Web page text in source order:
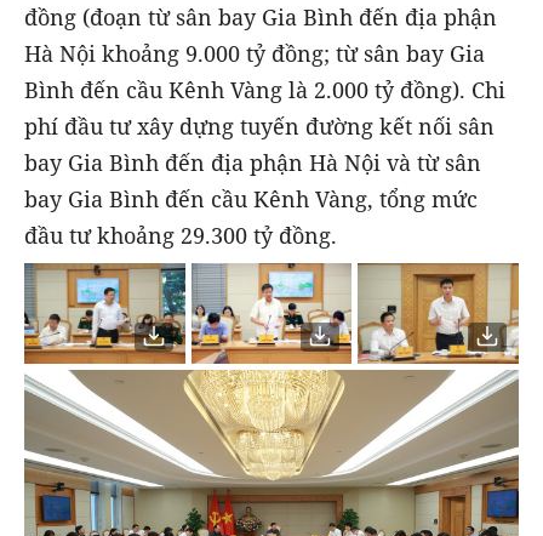
đồng (đoạn từ sân bay Gia Bình đến địa phận
Hà Nội khoảng 9.000 tỷ đồng; từ sân bay Gia
Bình đến cầu Kênh Vàng là 2.000 tỷ đồng). Chi
phí đầu tư xây dựng tuyến đường kết nối sân
bay Gia Bình đến địa phận Hà Nội và từ sân
bay Gia Bình đến cầu Kênh Vàng, tổng mức
đầu tư khoảng 29.300 tỷ đồng.